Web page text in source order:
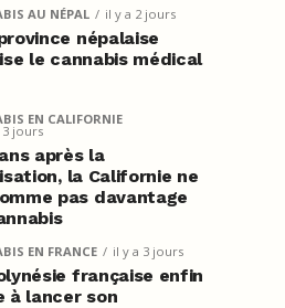
AU NÉPAL il y a 2 jours
népalaise
le cannabis médical
EN CALIFORNIE
3 jours
après la
la Californie ne
pas davantage
EN FRANCE il y a 3 jours
française enfin
à lancer son